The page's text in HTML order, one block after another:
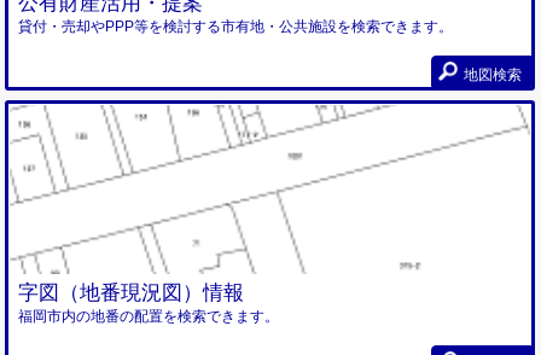
貸付・売却やPPP等を検討する市有地・公共施設を検索できます。
地図検索
字図（地番現況図）情報
福岡市内の地番の配置を検索できます。